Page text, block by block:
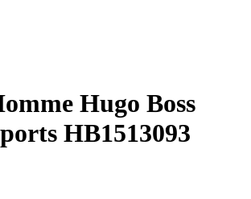
Hugo Boss
HB1513093